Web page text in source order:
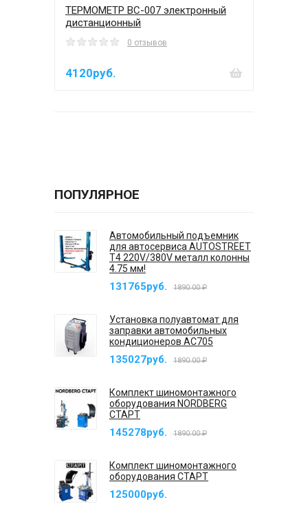
ТЕРМОМЕТР BC-007 электронный
дистанционный
0 отзывов
4120руб.
ПОПУЛЯРНОЕ
Автомобильный подъемник
для автосервиса AUTOSTREET
T4 220V/380V металл колонны
4.75 мм!
131765руб. 1890.00 ₽
Установка полуавтомат для
заправки автомобильных
кондиционеров AC705
135027руб. 1890.00 ₽
Комплект шиномонтажного
оборудования NORDBERG
СТАРТ
145278руб. 1890.00 ₽
Комплект шиномонтажного
оборудования СТАРТ
125000руб.